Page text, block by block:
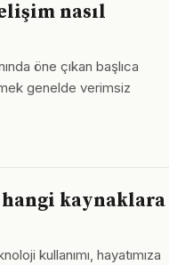
nasıl
öne çıkan başlıca
genelde verimsiz
kaynaklara
kullanımı, hayatımıza